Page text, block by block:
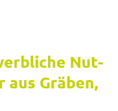
Nut­
aus Grä­ben,